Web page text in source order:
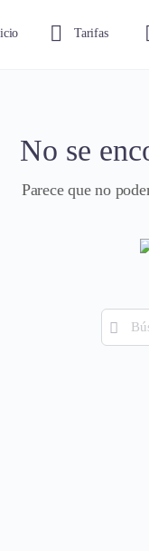
Tarifas
No se
Parece que no
de: